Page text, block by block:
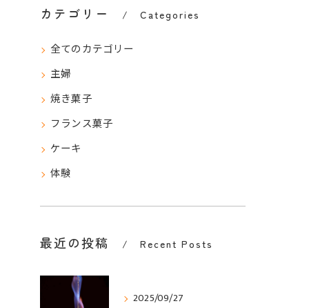
カテゴリー Categories
全てのカテゴリー
主婦
焼き菓子
フランス菓子
ケーキ
体験
最近の投稿 Recent Posts
2025/09/27